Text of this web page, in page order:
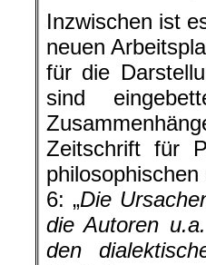
Inzwischen ist
neuen
für die
sind
Zeitschrift für
6: „Die
die Autoren
den